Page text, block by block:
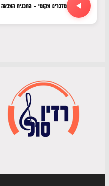
מדברים מקומי - התכנית המלאה 14.5.26